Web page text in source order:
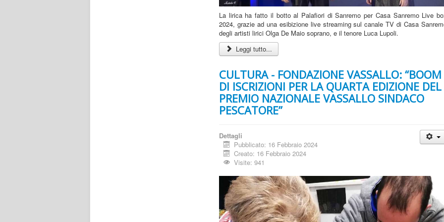
La lirica ha fatto il botto al Palafiori di Sanremo per Casa Sanremo Live
2024, grazie ad una esibizione live streaming sul canale TV di Casa
degli artisti lirici Olga De Maio soprano, e il tenore Luca Lupoli.
Leggi tutto...
CULTURA - FONDAZIONE VASSALLO: “BOOM
DI ISCRIZIONI PER LA QUARTA EDIZIONE DEL
PREMIO NAZIONALE VASSALLO SINDACO
PESCATORE”
Dettagli
Pubblicato: 16 Febbraio 2024
Creato: 16 Febbraio 2024
Visite: 941